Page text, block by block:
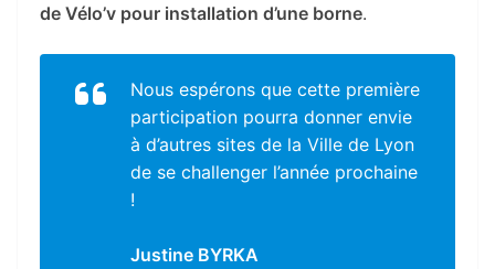
de Vélo’v pour installation d’une borne.
Nous espérons que cette première
participation pourra donner envie
à d’autres sites de la Ville de Lyon
de se challenger l’année prochaine
!
Justine BYRKA